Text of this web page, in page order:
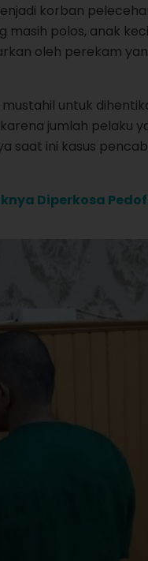
korban
polos, anak
oleh perekam
untuk
jumlah pelaku
saat ini kasus
Diperkosa